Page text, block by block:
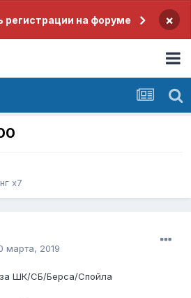
регистрации на форуме ×
х7
марта, 2019
за ШК/СБ/Берса/Спойла